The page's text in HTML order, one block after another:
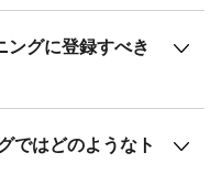
ングに登録すべき
ではどのようなト